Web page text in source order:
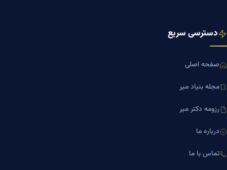
دسترسی سریع
صفحه اصلی
مجله بنیاد میر
رزومه دکتر میر
درباره ما
تماس با ما